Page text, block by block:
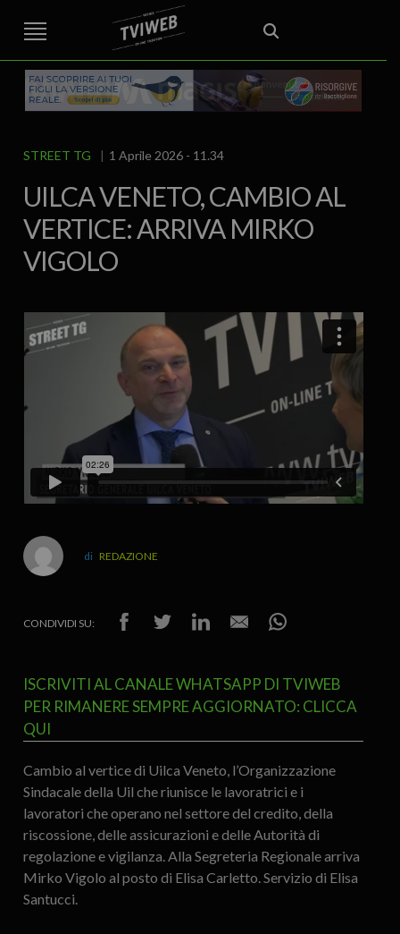
STREET TG CRONACA VENETO
VICENZA E PROVINCIA
AREA BERICA
ECONOMIA ATTUALITA’ POLITICA
EDITORIALE ITALIA E MONDO CURIOSITÀ – LIFESTYLE
CULTURA ARTE
SPORT
IL GRAFFIO FOOD & DRINK FUORIPORTA EROTICO VICENTINO
STREET TG 1 Aprile 2026 - 11.34
UILCA VENETO, CAMBIO AL
VERTICE: ARRIVA MIRKO
VIGOLO
REDAZIONE
CONDIVIDI SU:
ISCRIVITI AL CANALE WHATSAPP DI TVIWEB
PER RIMANERE SEMPRE AGGIORNATO: CLICCA
QUI
Cambio al vertice di Uilca Veneto, l’Organizzazione
Sindacale della Uil che riunisce le lavoratrici e i
lavoratori che operano nel settore del credito, della
riscossione, delle assicurazioni e delle Autorità di
regolazione e vigilanza. Alla Segreteria Regionale arriva
Mirko Vigolo al posto di Elisa Carletto. Servizio di Elisa
Santucci.